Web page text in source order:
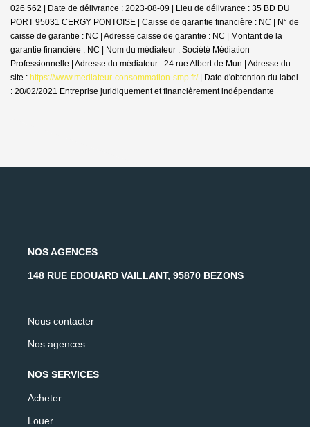
026 562 | Date de délivrance : 2023-08-09 | Lieu de délivrance : 35 BD DU
PORT 95031 CERGY PONTOISE | Caisse de garantie financière : NC | N° de
caisse de garantie : NC | Adresse caisse de garantie : NC | Montant de la
garantie financière : NC | Nom du médiateur : Société Médiation
Professionnelle | Adresse du médiateur : 24 rue Albert de Mun | Adresse du
site : https://www.mediateur-consommation-smp.fr/| Date d'obtention du label
: 20/02/2021 Entreprise juridiquement et financièrement indépendante
NOS AGENCES
148 RUE EDOUARD VAILLANT, 95870 BEZONS
Nous contacter
Nos agences
NOS SERVICES
Acheter
Louer